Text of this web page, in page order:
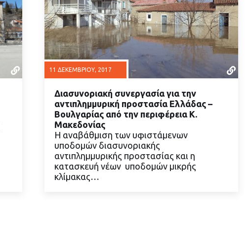
11 ΔΕΚΕΜΒΡΊΟΥ, 2017
ΔΙΑΒΑΣΤΕ ΠΕΡΙΣΣΟΤΕΡΑ
Διασυνοριακή συνεργασία για την
αντιπλημμυρική προστασία Ελλάδας –
Βουλγαρίας από την περιφέρεια Κ.
Μακεδονίας
Η αναβάθμιση των υφιστάμενων
υποδομών διασυνοριακής
αντιπλημμυρικής προστασίας και η
κατασκευή νέων υποδομών μικρής
κλίμακας…